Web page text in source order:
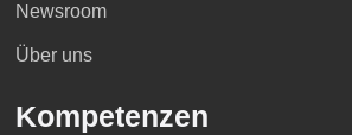
Newsroom
Über uns
Kompetenzen